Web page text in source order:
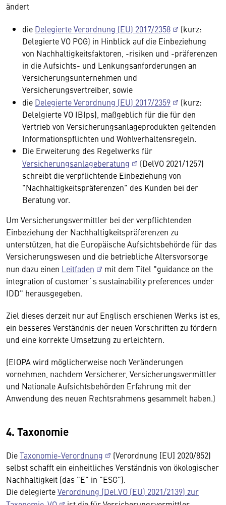
ändert
die Delegierte Verordnung (EU) 2017/2358
(kurz:
Delegierte VO POG) in Hinblick auf die Einbeziehung
von Nachhaltigkeitsfaktoren, -risiken und -präferenzen
in die Aufsichts- und Lenkungsanforderungen an
Versicherungsunternehmen und
Versicherungsvertreiber, sowie
die Delegierte Verordnung (EU) 2017/2359
(kurz:
Delelgierte VO IBIps), maßgeblich für die für den
Vertrieb von Versicherungsanlageprodukten geltenden
Informationspflichten und Wohlverhaltensregeln.
Die Erweiterung des Regelwerks für
Versicherungsanlageberatung
(DelVO 2021/1257)
schreibt die verpflichtende Einbeziehung von
"Nachhaltigkeitspräferenzen" des Kunden bei der
Beratung vor.
Um Versicherungsvermittler bei der verpflichtenden
Einbeziehung der Nachhaltigkeitspräferenzen zu
unterstützen, hat die Europäische Aufsichtsbehörde für das
Versicherungswesen und die betriebliche Altersvorsorge
nun dazu einen Leitfaden
mit dem Titel "guidance on the
integration of customer`s sustainability preferences under
IDD" herausgegeben.
Ziel dieses derzeit nur auf Englisch erschienen Werks ist es,
ein besseres Verständnis der neuen Vorschriften zu fördern
und eine korrekte Umsetzung zu erleichtern.
(EIOPA wird möglicherweise noch Veränderungen
vornehmen, nachdem Versicherer, Versicherungsvermittler
und Nationale Aufsichtsbehörden Erfahrung mit der
Anwendung des neuen Rechtsrahmens gesammelt haben.)
4. Taxonomie
DieTaxonomie-Verordnung
(Verordnung [EU] 2020/852)
selbst schafft ein einheitliches Verständnis von ökologischer
Nachhaltigkeit (das "E" in "ESG").
Die delegierteVerordnung (Del.VO (EU) 2021/2139) zur